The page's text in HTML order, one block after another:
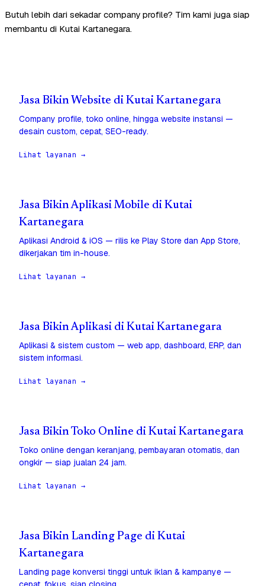
Butuh lebih dari sekadar company profile? Tim kami juga siap
membantu di Kutai Kartanegara.
Jasa Bikin Website di Kutai Kartanegara
Company profile, toko online, hingga website instansi —
desain custom, cepat, SEO-ready.
Lihat layanan →
Jasa Bikin Aplikasi Mobile di Kutai
Kartanegara
Aplikasi Android & iOS — rilis ke Play Store dan App Store,
dikerjakan tim in-house.
Lihat layanan →
Jasa Bikin Aplikasi di Kutai Kartanegara
Aplikasi & sistem custom — web app, dashboard, ERP, dan
sistem informasi.
Lihat layanan →
Jasa Bikin Toko Online di Kutai Kartanegara
Toko online dengan keranjang, pembayaran otomatis, dan
ongkir — siap jualan 24 jam.
Lihat layanan →
Jasa Bikin Landing Page di Kutai
Kartanegara
Landing page konversi tinggi untuk iklan & kampanye —